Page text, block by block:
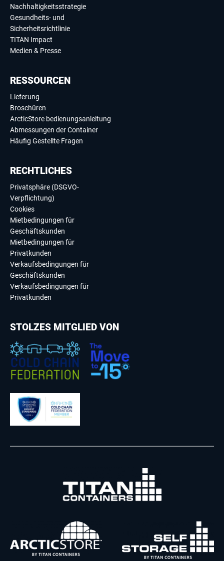
Nachhaltigkeitsstrategie
Gesundheits- und
Sicherheitsrichtlinie
TITAN Impact
Medien & Presse
RESSOURCEN
Lieferung
Broschüren
ArcticStore bedienungsanleitung
Abmessungen der Container
Häufig Gestellte Fragen
RECHTLICHES
Privatsphäre (DSGVO-
Verpflichtung)
Cookies
Mietbedingungen für
Geschäftskunden
Mietbedingungen für
Privatkunden
Verkaufsbedingungen für
Geschäftskunden
Verkaufsbedingungen für
Privatkunden
STOLZES MITGLIED VON